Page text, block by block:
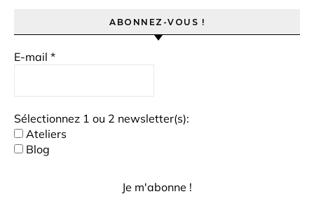
ABONNEZ-VOUS !
E-mail *
Sélectionnez 1 ou 2 newsletter(s):
Ateliers
Blog